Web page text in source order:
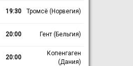
19:30 Тромсё (Норвегия)
20:00 Гент (Бельгия)
20:00
Копенгаген
(Дания)